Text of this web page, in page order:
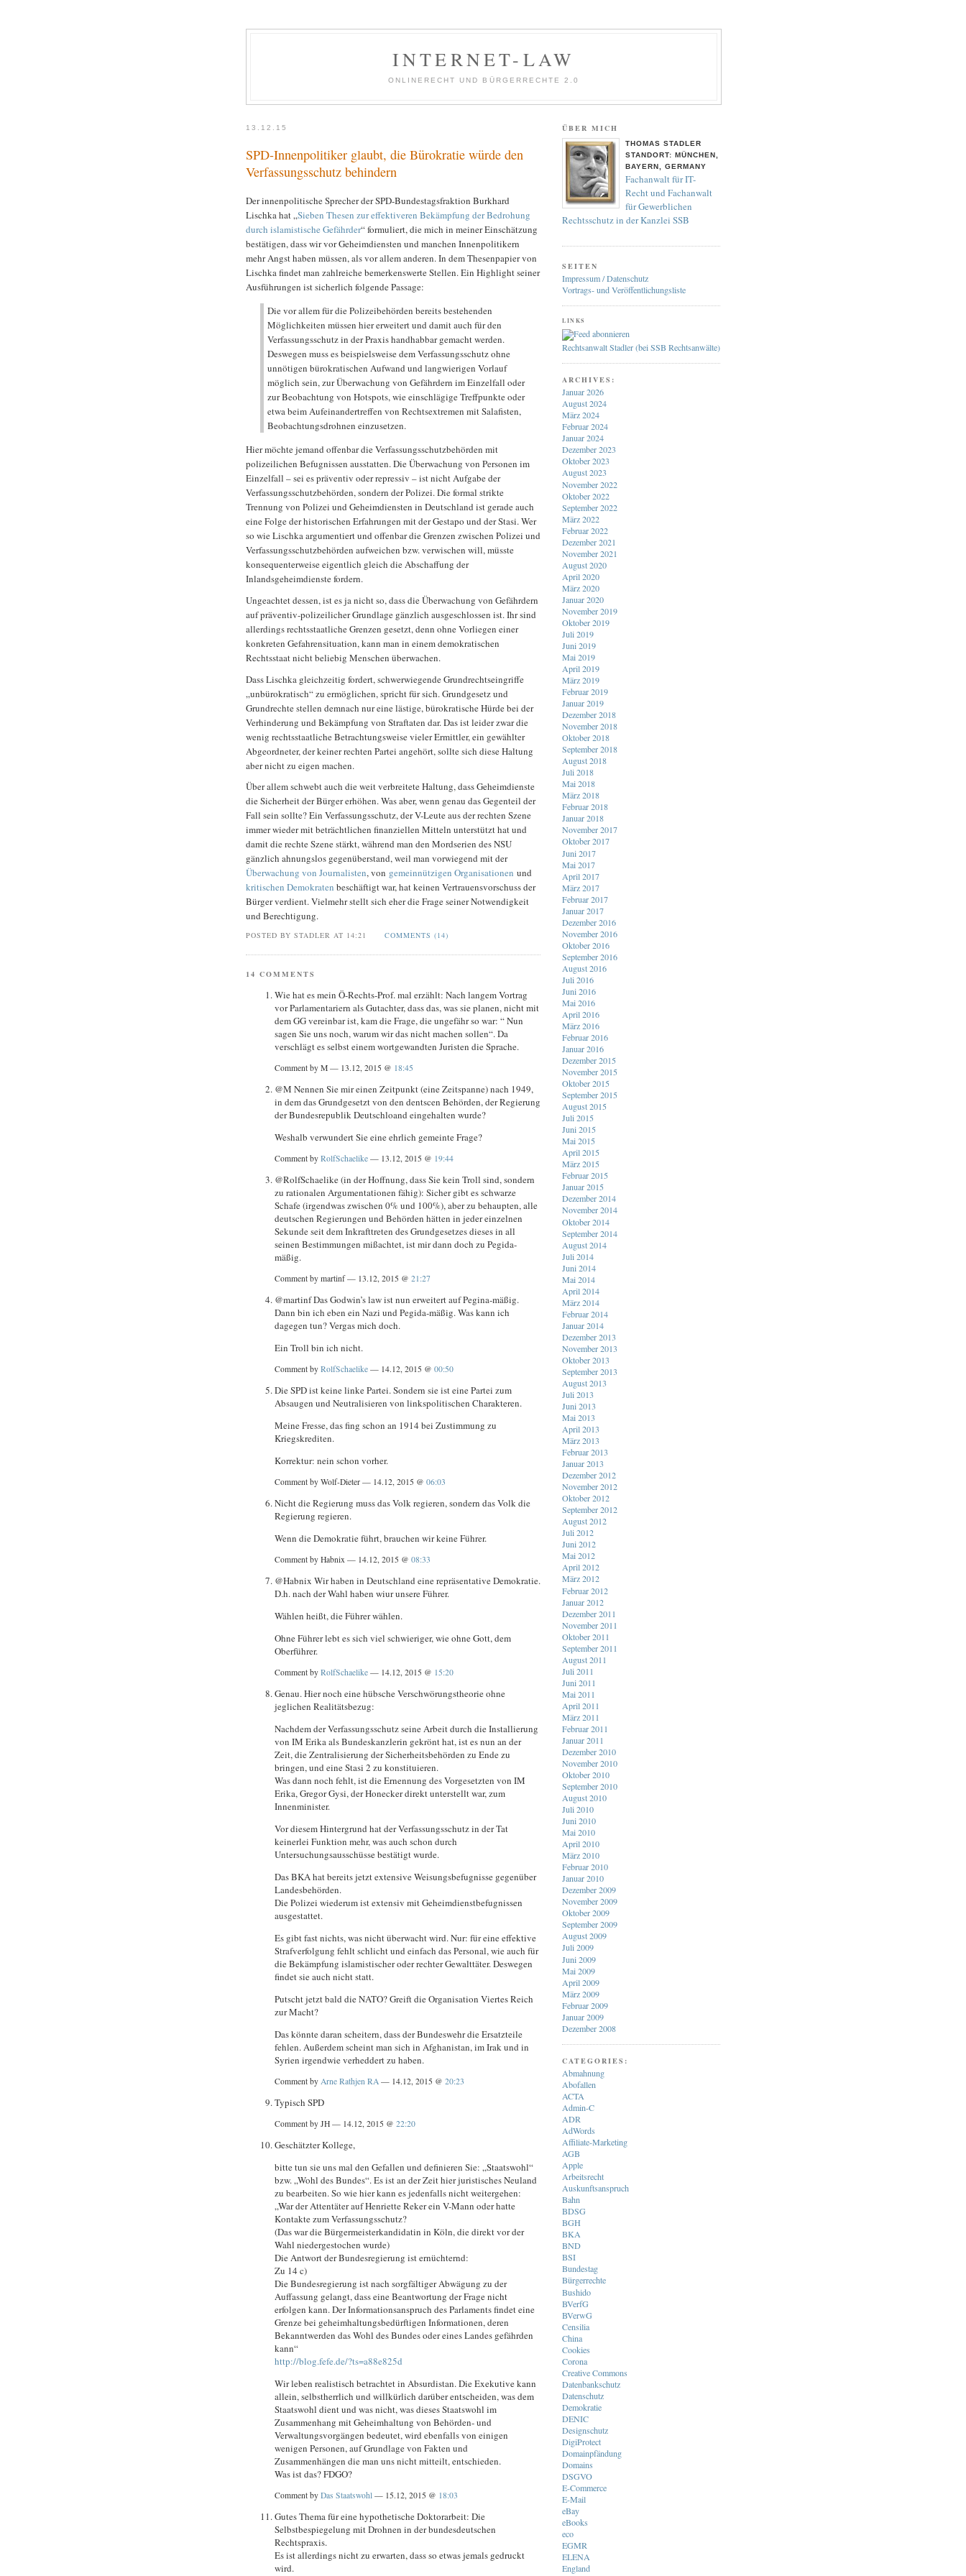
INTERNET-LAW
ONLINERECHT UND BÜRGERRECHTE 2.0
13.12.15
SPD-Innenpolitiker glaubt, die Bürokratie würde den
Verfassungsschutz behindern
Der innenpolitische Sprecher der SPD-Bundestagsfraktion Burkhard
Lischka hat „Sieben Thesen zur effektiveren Bekämpfung der Bedrohung
durch islamistische Gefährder“ formuliert, die mich in meiner Einschätzung
bestätigen, dass wir vor Geheimdiensten und manchen Innenpolitikern
mehr Angst haben müssen, als vor allem anderen. In dem Thesenpapier von
Lischka findet man zahlreiche bemerkenswerte Stellen. Ein Highlight seiner
Ausführungen ist sicherlich folgende Passage:
Die vor allem für die Polizeibehörden bereits bestehenden
Möglichkeiten müssen hier erweitert und damit auch für den
Verfassungsschutz in der Praxis handhabbar gemacht werden.
Deswegen muss es beispielsweise dem Verfassungsschutz ohne
unnötigen bürokratischen Aufwand und langwierigen Vorlauf
möglich sein, zur Überwachung von Gefährdern im Einzelfall oder
zur Beobachtung von Hotspots, wie einschlägige Treffpunkte oder
etwa beim Aufeinandertreffen von Rechtsextremen mit Salafisten,
Beobachtungsdrohnen einzusetzen.
Hier möchte jemand offenbar die Verfassungsschutzbehörden mit
polizeilichen Befugnissen ausstatten. Die Überwachung von Personen im
Einzelfall – sei es präventiv oder repressiv – ist nicht Aufgabe der
Verfassungsschutzbehörden, sondern der Polizei. Die formal strikte
Trennung von Polizei und Geheimdiensten in Deutschland ist gerade auch
eine Folge der historischen Erfahrungen mit der Gestapo und der Stasi. Wer
so wie Lischka argumentiert und offenbar die Grenzen zwischen Polizei und
Verfassungsschutzbehörden aufweichen bzw. verwischen will, müsste
konsequenterweise eigentlich gleich die Abschaffung der
Inlandsgeheimdienste fordern.
Ungeachtet dessen, ist es ja nicht so, dass die Überwachung von Gefährdern
auf präventiv-polizeilicher Grundlage gänzlich ausgeschlossen ist. Ihr sind
allerdings rechtsstaatliche Grenzen gesetzt, denn ohne Vorliegen einer
konkreten Gefahrensituation, kann man in einem demokratischen
Rechtsstaat nicht beliebig Menschen überwachen.
Dass Lischka gleichzeitig fordert, schwerwiegende Grundrechtseingriffe
„unbürokratisch“ zu ermöglichen, spricht für sich. Grundgesetz und
Grundrechte stellen demnach nur eine lästige, bürokratische Hürde bei der
Verhinderung und Bekämpfung von Straftaten dar. Das ist leider zwar die
wenig rechtsstaatliche Betrachtungsweise vieler Ermittler, ein gewählter
Abgeordneter, der keiner rechten Partei angehört, sollte sich diese Haltung
aber nicht zu eigen machen.
Über allem schwebt auch die weit verbreitete Haltung, dass Geheimdienste
die Sicherheit der Bürger erhöhen. Was aber, wenn genau das Gegenteil der
Fall sein sollte? Ein Verfassungsschutz, der V-Leute aus der rechten Szene
immer wieder mit beträchtlichen finanziellen Mitteln unterstützt hat und
damit die rechte Szene stärkt, während man den Mordserien des NSU
gänzlich ahnungslos gegenüberstand, weil man vorwiegend mit der
Überwachung von Journalisten, von gemeinnützigen Organisationen und
kritischen Demokraten beschäftigt war, hat keinen Vertrauensvorschuss der
Bürger verdient. Vielmehr stellt sich eher die Frage seiner Notwendigkeit
und Berechtigung.
POSTED BY STADLER AT 14:21 COMMENTS (14)
14 COMMENTS
Wie hat es mein Ö-Rechts-Prof. mal erzählt: Nach langem Vortrag
vor Parlamentariern als Gutachter, dass das, was sie planen, nicht mit
dem GG vereinbar ist, kam die Frage, die ungefähr so war: “ Nun
sagen Sie uns noch, warum wir das nicht machen sollen“. Da
verschlägt es selbst einem wortgewandten Juristen die Sprache.
Comment by M — 13.12, 2015 @ 18:45
@M Nennen Sie mir einen Zeitpunkt (eine Zeitspanne) nach 1949,
in dem das Grundgesetzt von den dentscen Behörden, der Regierung
der Bundesrepublik Deutschloand eingehalten wurde?
Weshalb verwundert Sie eine ehrlich gemeinte Frage?
Comment by RolfSchaelike — 13.12, 2015 @ 19:44
@RolfSchaelike (in der Hoffnung, dass Sie kein Troll sind, sondern
zu rationalen Argumentationen fähig): Sicher gibt es schwarze
Schafe (irgendwas zwischen 0% und 100%), aber zu behaupten, alle
deutschen Regierungen und Behörden hätten in jeder einzelnen
Sekunde seit dem Inkrafttreten des Grundgesetzes dieses in all
seinen Bestimmungen mißachtet, ist mir dann doch zu Pegida-
mäßig.
Comment by martinf — 13.12, 2015 @ 21:27
@martinf Das Godwin’s law ist nun erweitert auf Pegina-mäßig.
Dann bin ich eben ein Nazi und Pegida-mäßig. Was kann ich
dagegen tun? Vergas mich doch.
Ein Troll bin ich nicht.
Comment by RolfSchaelike — 14.12, 2015 @ 00:50
Die SPD ist keine linke Partei. Sondern sie ist eine Partei zum
Absaugen und Neutralisieren von linkspolitischen Charakteren.
Meine Fresse, das fing schon an 1914 bei Zustimmung zu
Kriegskrediten.
Korrektur: nein schon vorher.
Comment by Wolf-Dieter — 14.12, 2015 @ 06:03
Nicht die Regierung muss das Volk regieren, sondern das Volk die
Regierung regieren.
Wenn die Demokratie führt, brauchen wir keine Führer.
Comment by Habnix — 14.12, 2015 @ 08:33
@Habnix Wir haben in Deutschland eine repräsentative Demokratie.
D.h. nach der Wahl haben wiur unsere Führer.
Wählen heißt, die Führer wählen.
Ohne Führer lebt es sich viel schwieriger, wie ohne Gott, dem
Oberführer.
Comment by RolfSchaelike — 14.12, 2015 @ 15:20
Genau. Hier noch eine hübsche Verschwörungstheorie ohne
jeglichen Realitätsbezug:
Nachdem der Verfassungsschutz seine Arbeit durch die Installierung
von IM Erika als Bundeskanzlerin gekrönt hat, ist es nun an der
Zeit, die Zentralisierung der Sicherheitsbehörden zu Ende zu
bringen, und eine Stasi 2 zu konstituieren.
Was dann noch fehlt, ist die Ernennung des Vorgesetzten von IM
Erika, Gregor Gysi, der Honecker direkt unterstellt war, zum
Innenminister.
Vor diesem Hintergrund hat der Verfassungsschutz in der Tat
keinerlei Funktion mehr, was auch schon durch
Untersuchungsausschüsse bestätigt wurde.
Das BKA hat bereits jetzt extensive Weisungsbefugnisse gegenüber
Landesbehörden.
Die Polizei wiederum ist extensiv mit Geheimdienstbefugnissen
ausgestattet.
Es gibt fast nichts, was nicht überwacht wird. Nur: für eine effektive
Strafverfolgung fehlt schlicht und einfach das Personal, wie auch für
die Bekämpfung islamistischer oder rechter Gewalttäter. Deswegen
findet sie auch nicht statt.
Putscht jetzt bald die NATO? Greift die Organisation Viertes Reich
zur Macht?
Das könnte daran scheitern, dass der Bundeswehr die Ersatzteile
fehlen. Außerdem scheint man sich in Afghanistan, im Irak und in
Syrien irgendwie verheddert zu haben.
Comment by Arne Rathjen RA — 14.12, 2015 @ 20:23
Typisch SPD
Comment by JH — 14.12, 2015 @ 22:20
Geschätzter Kollege,
bitte tun sie uns mal den Gefallen und definieren Sie: „Staatswohl“
bzw. „Wohl des Bundes“. Es ist an der Zeit hier juristisches Neuland
zu bearbeiten. So wie hier kann es jedenfalls nicht weitergehen:
„War der Attentäter auf Henriette Reker ein V-Mann oder hatte
Kontakte zum Verfassungsschutz?
(Das war die Bürgermeisterkandidatin in Köln, die direkt vor der
Wahl niedergestochen wurde)
Die Antwort der Bundesregierung ist ernüchternd:
Zu 14 c)
Die Bundesregierung ist nach sorgfältiger Abwägung zu der
Auffassung gelangt, dass eine Beantwortung der Frage nicht
erfolgen kann. Der Informationsanspruch des Parlaments findet eine
Grenze bei geheimhaltungsbedürftigen Informationen, deren
Bekanntwerden das Wohl des Bundes oder eines Landes gefährden
kann“
http://blog.fefe.de/?ts=a88e825d
Wir leben realistisch betrachtet in Absurdistan. Die Exekutive kann
allein, selbstherrlich und willkürlich darüber entscheiden, was dem
Staatswohl dient und was nicht, was dieses Staatswohl im
Zusammenhang mit Geheimhaltung von Behörden- und
Verwaltungsvorgängen bedeutet, wird ebenfalls von einigen
wenigen Personen, auf Grundlage von Fakten und
Zusammenhängen die man uns nicht mitteilt, entschieden.
Was ist das? FDGO?
Comment by Das Staatswohl — 15.12, 2015 @ 18:03
Gutes Thema für eine hypothetische Doktorarbeit: Die
Selbstbespiegelung mit Drohnen in der bundesdeutschen
Rechtspraxis.
Es ist allerdings nicht zu erwarten, dass so etwas jemals gedruckt
wird.
ÜBER MICH
THOMAS STADLER
STANDORT: MÜNCHEN,
BAYERN, GERMANY
Fachanwalt für IT-
Recht und Fachanwalt
für Gewerblichen
Rechtsschutz in der Kanzlei SSB
SEITEN
Impressum / Datenschutz
Vortrags- und Veröffentlichungsliste
LINKS
Rechtsanwalt Stadler (bei SSB Rechtsanwälte)
ARCHIVES:
Januar 2026
August 2024
März 2024
Februar 2024
Januar 2024
Dezember 2023
Oktober 2023
August 2023
November 2022
Oktober 2022
September 2022
März 2022
Februar 2022
Dezember 2021
November 2021
August 2020
April 2020
März 2020
Januar 2020
November 2019
Oktober 2019
Juli 2019
Juni 2019
Mai 2019
April 2019
März 2019
Februar 2019
Januar 2019
Dezember 2018
November 2018
Oktober 2018
September 2018
August 2018
Juli 2018
Mai 2018
März 2018
Februar 2018
Januar 2018
November 2017
Oktober 2017
Juni 2017
Mai 2017
April 2017
März 2017
Februar 2017
Januar 2017
Dezember 2016
November 2016
Oktober 2016
September 2016
August 2016
Juli 2016
Juni 2016
Mai 2016
April 2016
März 2016
Februar 2016
Januar 2016
Dezember 2015
November 2015
Oktober 2015
September 2015
August 2015
Juli 2015
Juni 2015
Mai 2015
April 2015
März 2015
Februar 2015
Januar 2015
Dezember 2014
November 2014
Oktober 2014
September 2014
August 2014
Juli 2014
Juni 2014
Mai 2014
April 2014
März 2014
Februar 2014
Januar 2014
Dezember 2013
November 2013
Oktober 2013
September 2013
August 2013
Juli 2013
Juni 2013
Mai 2013
April 2013
März 2013
Februar 2013
Januar 2013
Dezember 2012
November 2012
Oktober 2012
September 2012
August 2012
Juli 2012
Juni 2012
Mai 2012
April 2012
März 2012
Februar 2012
Januar 2012
Dezember 2011
November 2011
Oktober 2011
September 2011
August 2011
Juli 2011
Juni 2011
Mai 2011
April 2011
März 2011
Februar 2011
Januar 2011
Dezember 2010
November 2010
Oktober 2010
September 2010
August 2010
Juli 2010
Juni 2010
Mai 2010
April 2010
März 2010
Februar 2010
Januar 2010
Dezember 2009
November 2009
Oktober 2009
September 2009
August 2009
Juli 2009
Juni 2009
Mai 2009
April 2009
März 2009
Februar 2009
Januar 2009
Dezember 2008
CATEGORIES:
Abmahnung
Abofallen
ACTA
Admin-C
ADR
AdWords
Affiliate-Marketing
AGB
Apple
Arbeitsrecht
Auskunftsanspruch
Bahn
BDSG
BGH
BKA
BND
BSI
Bundestag
Bürgerrechte
Bushido
BVerfG
BVerwG
Censilia
China
Cookies
Corona
Creative Commons
Datenbankschutz
Datenschutz
Demokratie
DENIC
Designschutz
DigiProtect
Domainpfändung
Domains
DSGVO
E-Commerce
E-Mail
eBay
eBooks
eco
EGMR
ELENA
England